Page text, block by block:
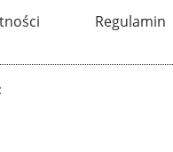
Regulamin